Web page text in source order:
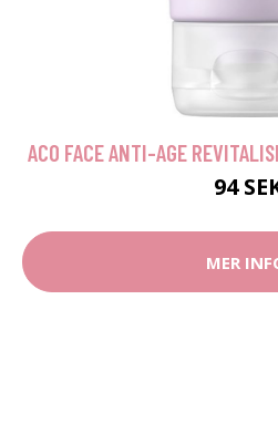
ACO FACE ANTI-AGE
94
MER